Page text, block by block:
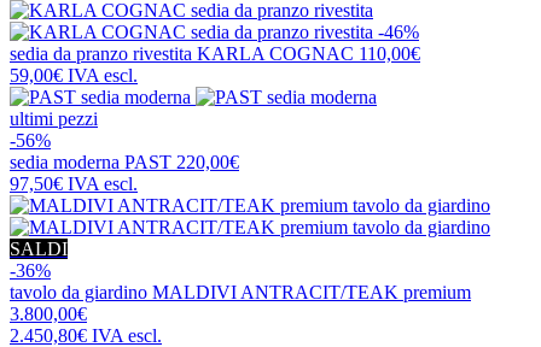
-46%
sedia da pranzo rivestita KARLA COGNAC 110,00€
59,00€ IVA escl.
ultimi pezzi
-56%
sedia moderna PAST 220,00€
97,50€ IVA escl.
SALDI
-36%
tavolo da giardino MALDIVI ANTRACIT/TEAK premium
3.800,00€
2.450,80€ IVA escl.